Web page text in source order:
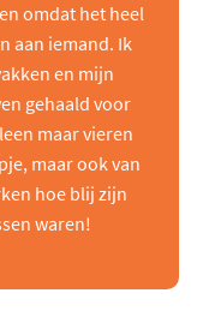
omdat het heel
aan iemand. Ik
en mijn
gehaald voor
maar vieren
maar ook van
hoe blij zijn
waren!